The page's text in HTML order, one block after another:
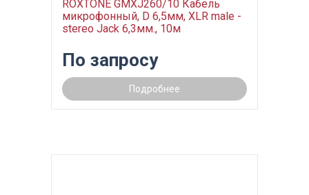
ROXTONE GMXJ260/10 Кабель
микрофонный, D 6,5мм, XLR male -
stereo Jack 6,3мм., 10м
По запросу
Подробнее